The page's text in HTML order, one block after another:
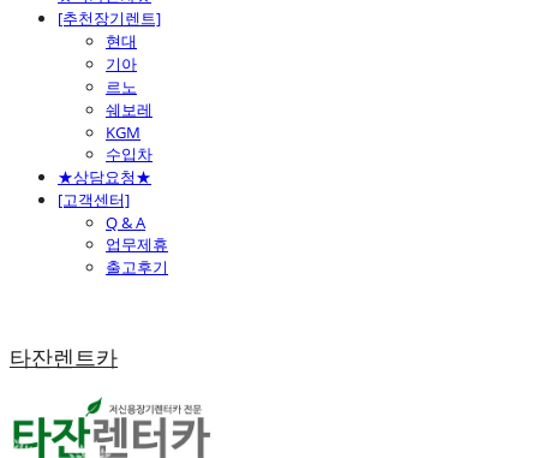
[추천장기렌트]
현대
기아
르노
쉐보레
KGM
수입차
★상담요청★
[고객센터]
Q & A
업무제휴
출고후기
타잔렌트카